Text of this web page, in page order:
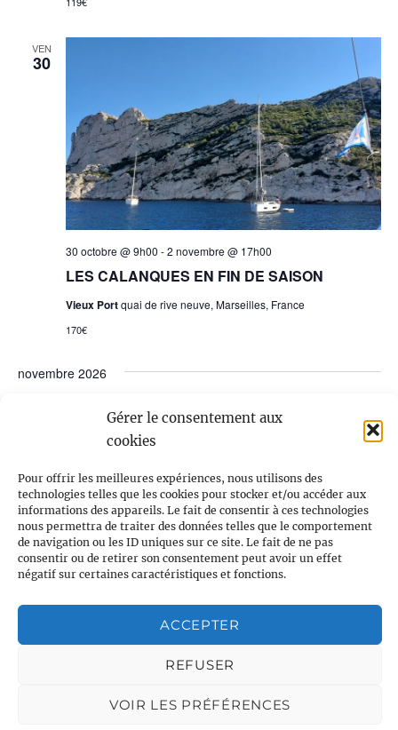
Gérer le consentement aux
cookies
Pour offrir les meilleures expériences, nous utilisons des
technologies telles que les cookies pour stocker et/ou accéder aux
informations des appareils. Le fait de consentir à ces technologies
nous permettra de traiter des données telles que le comportement
de navigation ou les ID uniques sur ce site. Le fait de ne pas
consentir ou de retirer son consentement peut avoir un effet
négatif sur certaines caractéristiques et fonctions.
ACCEPTER
REFUSER
VOIR LES PRÉFÉRENCES
VEN
30
LES CALANQUES EN FIN DE SAISON
30 octobre @ 9h00 -2 novembre @ 17h00
Vieux Portquai de rive neuve, Marseilles, France
170€
novembre 2026
APÉRO BIMESTRIEL EN VISIO